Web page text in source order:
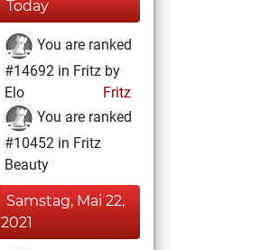
Today
You are ranked
#14692 in Fritz by
Elo
Fritz
You are ranked
#10452 in Fritz
Beauty
Samstag, Mai 22,
2021